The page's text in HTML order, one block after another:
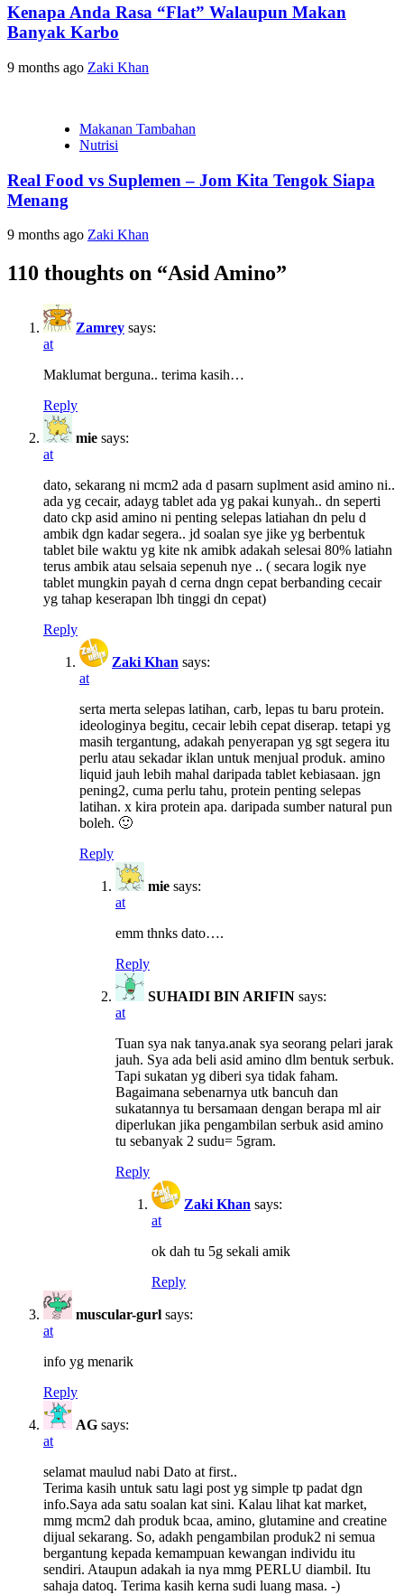
Kenapa Anda Rasa “Flat” Walaupun Makan
Banyak Karbo
9 months ago Zaki Khan
Makanan Tambahan
Nutrisi
Real Food vs Suplemen – Jom Kita Tengok Siapa
Menang
9 months ago Zaki Khan
110 thoughts on “Asid Amino”
Zamrey says:
at
Maklumat berguna.. terima kasih…
Reply
mie says:
at
dato, sekarang ni mcm2 ada d pasarn suplment asid amino ni..
ada yg cecair, adayg tablet ada yg pakai kunyah.. dn seperti
dato ckp asid amino ni penting selepas latiahan dn pelu d
ambik dgn kadar segera.. jd soalan sye jike yg berbentuk
tablet bile waktu yg kite nk amibk adakah selesai 80% latiahn
terus ambik atau selsaia sepenuh nye .. ( secara logik nye
tablet mungkin payah d cerna dngn cepat berbanding cecair
yg tahap keserapan lbh tinggi dn cepat)
Reply
Zaki Khan says:
at
serta merta selepas latihan, carb, lepas tu baru protein.
ideologinya begitu, cecair lebih cepat diserap. tetapi yg
masih tergantung, adakah penyerapan yg sgt segera itu
perlu atau sekadar iklan untuk menjual produk. amino
liquid jauh lebih mahal daripada tablet kebiasaan. jgn
pening2, cuma perlu tahu, protein penting selepas
latihan. x kira protein apa. daripada sumber natural pun
boleh. 🙂
Reply
mie says:
at
emm thnks dato….
Reply
SUHAIDI BIN ARIFIN says:
at
Tuan sya nak tanya.anak sya seorang pelari jarak
jauh. Sya ada beli asid amino dlm bentuk serbuk.
Tapi sukatan yg diberi sya tidak faham.
Bagaimana sebenarnya utk bancuh dan
sukatannya tu bersamaan dengan berapa ml air
diperlukan jika pengambilan serbuk asid amino
tu sebanyak 2 sudu= 5gram.
Reply
Zaki Khan says:
at
ok dah tu 5g sekali amik
Reply
muscular-gurl says:
at
info yg menarik
Reply
AG says:
at
selamat maulud nabi Dato at first..
Terima kasih untuk satu lagi post yg simple tp padat dgn
info.Saya ada satu soalan kat sini. Kalau lihat kat market,
mmg mcm2 dah produk bcaa, amino, glutamine and creatine
dijual sekarang. So, adakh pengambilan produk2 ni semua
bergantung kepada kemampuan kewangan individu itu
sendiri. Ataupun adakah ia nya mmg PERLU diambil. Itu
sahaja datoq. Terima kasih kerna sudi luang masa. -)